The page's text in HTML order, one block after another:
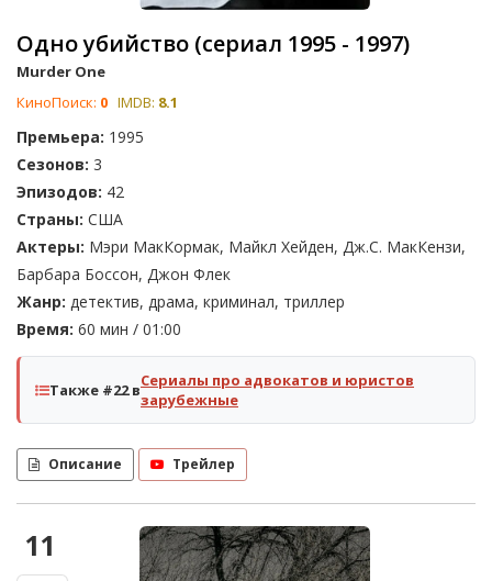
Одно убийство (сериал 1995 - 1997)
Murder One
КиноПоиск: 0 IMDB: 8.1
Премьера: 1995
Сезонов: 3
Эпизодов: 42
Страны: США
Актеры: Мэри МакКормак, Майкл Хейден, Дж.С. МакКензи,
Барбара Боссон, Джон Флек
Жанр: детектив, драма, криминал, триллер
Время: 60 мин / 01:00
Также #22 вСериалы про адвокатов и юристов
зарубежные
Описание Трейлер
11